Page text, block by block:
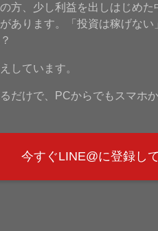
方、少し利益を出しはじめ
あります。「投資は稼げな
しています。
だけで、PCからでもスマホ
今すぐLINE@に登録し